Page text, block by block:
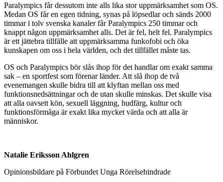
Paralympics får dessutom inte alls lika stor uppmärksamhet som OS.
Medan OS får en egen tidning, synas på löpsedlar och sänds 2000
timmar i tolv svenska kanaler får Paralympics 250 timmar och
knappt någon uppmärksamhet alls. Det är fel, helt fel. Paralympics
är ett jättebra tillfälle att uppmärksamma funkofobi och öka
kunskapen om oss i hela världen, och det tillfället måste tas.
OS och Paralympics bör slås ihop för det handlar om exakt samma
sak – en sportfest som förenar länder. Att slå ihop de två
evenemangen skulle bidra till att klyftan mellan oss med
funktionsnedsättningar och de utan skulle minskas. Det skulle visa
att alla oavsett kön, sexuell läggning, hudfärg, kultur och
funktionsförmåga är exakt lika mycket värda och att alla är
människor.
Natalie Eriksson Ahlgren
Opinionsbildare på Förbundet Unga Rörelsehindrade